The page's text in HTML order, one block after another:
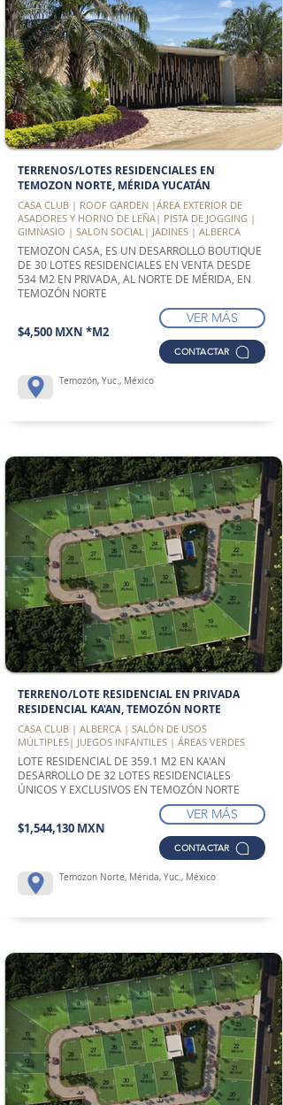
TERRENOS/LOTES RESIDENCIALES EN
TEMOZON NORTE, MÉRIDA YUCATÁN
CASA CLUB | ROOF GARDEN |ÁREA EXTERIOR DE
ASADORES Y HORNO DE LEÑA| PISTA DE JOGGING |
GIMNASIO | SALON SOCIAL| JADINES | ALBERCA
TEMOZON CASA, ES UN DESARROLLO BOUTIQUE
DE 30 LOTES RESIDENCIALES EN VENTA DESDE
534 M2 EN PRIVADA, AL NORTE DE MÉRIDA, EN
TEMOZÓN NORTE
$4,500 MXN *M2
VER MÁS
CONTACTAR
Temozón, Yuc., México
TERRENO/LOTE RESIDENCIAL EN PRIVADA
RESIDENCIAL KA'AN, TEMOZÓN NORTE
CASA CLUB | ALBERCA | SALÓN DE USOS
MÚLTIPLES| JUEGOS INFANTILES | ÁREAS VERDES
LOTE RESIDENCIAL DE 359.1 M2 EN KA'AN
DESARROLLO DE 32 LOTES RESIDENCIALES
ÚNICOS Y EXCLUSIVOS EN TEMOZÓN NORTE
$1,544,130 MXN
VER MÁS
CONTACTAR
Temozon Norte, Mérida, Yuc., México